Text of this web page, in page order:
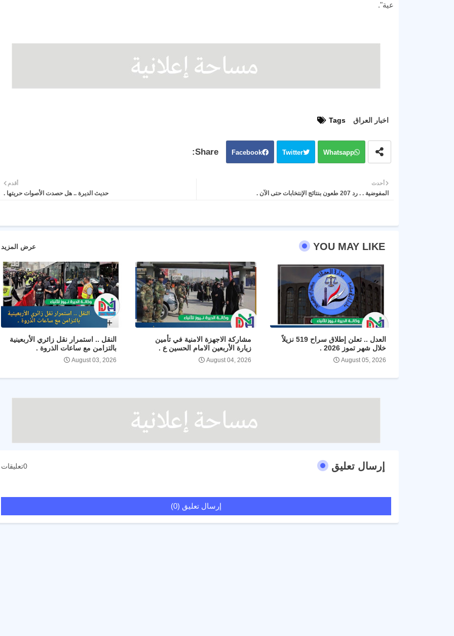
عية".
Tags اخبار العراق
Facebook Twitter Whatsapp
أحدث
المفوضية . . رد 207 طعون بنتائج الإنتخابات حتى الآن .
أقدم
حديث الديرة .. هل حصدت الأصوات حريتها .
YOU MAY LIKE عرض المزيد
العدل .. تعلن إطلاق سراح 519 نزيلاً
خلال شهر تموز 2026 .
August 05, 2026
مشاركة الاجهزة الامنية في تأمين
زيارة الأربعين الامام الحسين ع .
August 04, 2026
النقل .. استمرار نقل زائري الأربعينية
بالتزامن مع ساعات الذروة .
August 03, 2026
إرسال تعليق 0تعليقات
إرسال تعليق (0)